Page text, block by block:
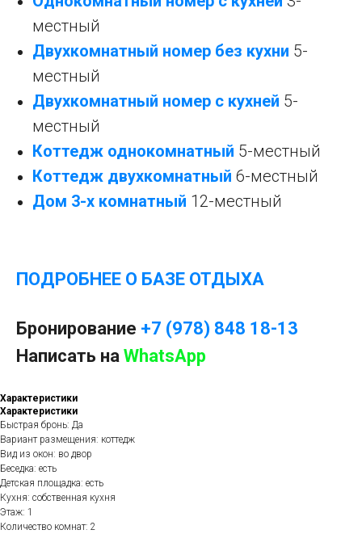
местный
Двухкомнатный номер без кухни 5-
местный
Двухкомнатный номер с кухней 5-
местный
Коттедж однокомнатный 5-местный
Коттедж двухкомнатный 6-местный
Дом 3-х комнатный 12-местный
ПОДРОБНЕЕ О БАЗЕ ОТДЫХА
Бронирование +7 (978) 848 18-13
Написать на WhatsApp
Характеристики
Характеристики
Быстрая бронь: Да
Вариант размещения: коттедж
Вид из окон: во двор
Беседка: есть
Детская площадка: есть
Кухня: собственная кухня
Этаж: 1
Количество комнат: 2